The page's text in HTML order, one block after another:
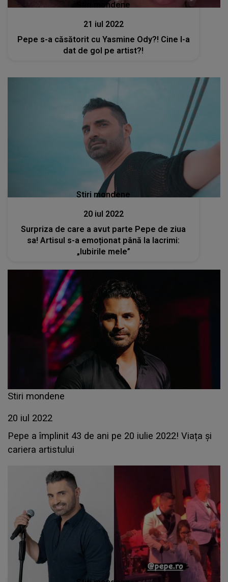
Stiri mondene
21 iul 2022
Pepe s-a căsătorit cu Yasmine Ody?! Cine l-a
dat de gol pe artist?!
Stiri mondene
20 iul 2022
Surpriza de care a avut parte Pepe de ziua
sa! Artisul s-a emoționat până la lacrimi:
„Iubirile mele”
Stiri mondene
20 iul 2022
Pepe a împlinit 43 de ani pe 20 iulie 2022! Viața și
cariera artistului